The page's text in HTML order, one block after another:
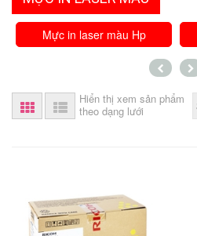
Mực in laser màu Hp
Hiển thị xem sản phẩm
theo dạng lưới